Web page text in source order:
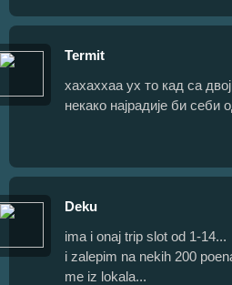
Termit
хахаххаа ух то кад са
некако најрадије би себи
Deku
ima i onaj trip slot od 1-14...
i zalepim na nekih 200
me iz lokala...